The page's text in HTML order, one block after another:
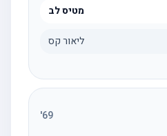
מטיס לב
ליאור קס
69
'